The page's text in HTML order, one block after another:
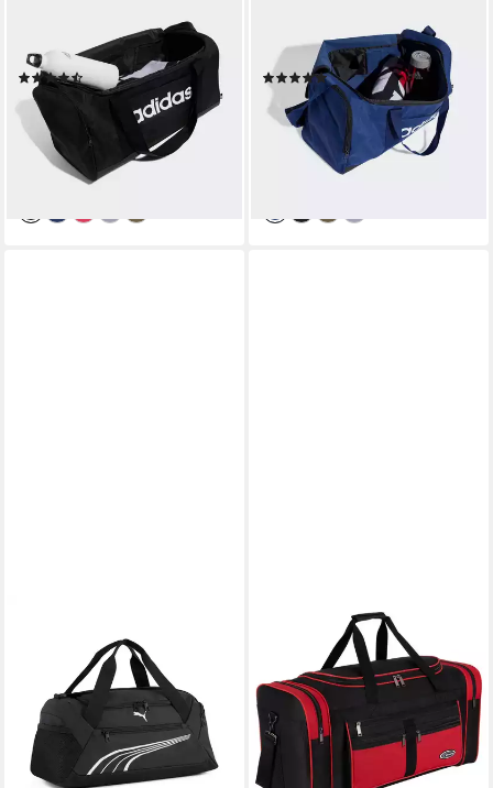
Reisetasche LINEAR
DUFFELBAG S (1-tlg)
(131)
25,99 € UVP 30,00 €
-13%
lieferbar - in 1-2 Werktagen bei dir
Sporttasche LINEAR
DUFFELBAG M
(139)
27,99 € UVP35,00 €
-20%